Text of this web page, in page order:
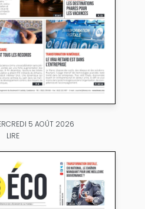
5 AOÛT 2026
LIRE